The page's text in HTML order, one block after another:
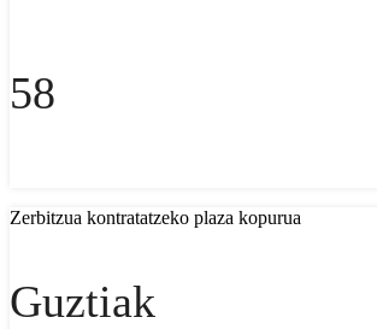
58
Zerbitzua kontratatzeko plaza kopurua
Guztiak